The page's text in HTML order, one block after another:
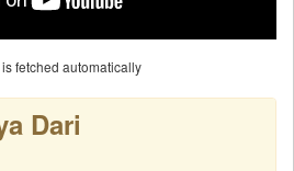
fetched automatically
Dari